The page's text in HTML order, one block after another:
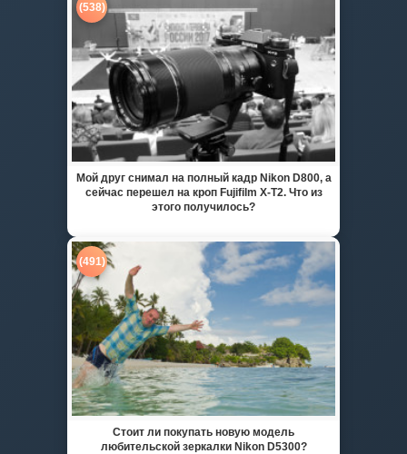
(538)
Мой друг снимал на полный кадр Nikon D800, а
сейчас перешел на кроп Fujifilm X-T2. Что из
этого получилось?
(491)
Стоит ли покупать новую модель
любительской зеркалки Nikon D5300?